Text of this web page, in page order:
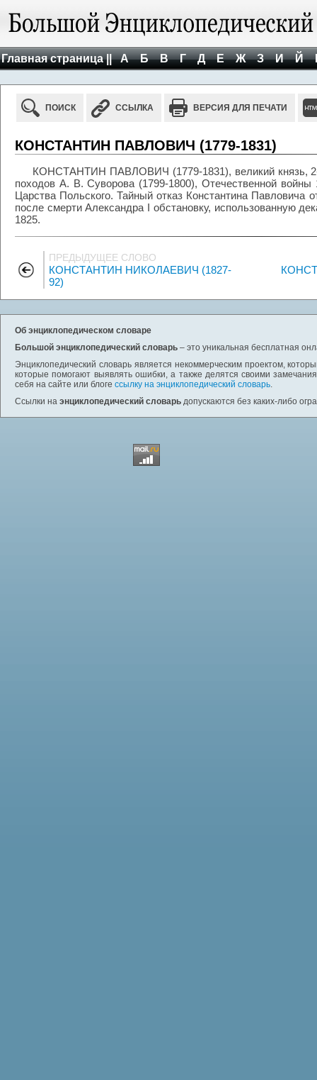
Главная страница || А Б В Г Д Е Ж З И Й
ПОИСК ССЫЛКА ВЕРСИЯ ДЛЯ ПЕЧАТИ
КОНСТАНТИН ПАВЛОВИЧ (1779-1831)
КОНСТАНТИН ПАВЛОВИЧ (1779-1831), великий князь,
походов А. В. Суворова (1799-1800), Отечественной войны
Царства Польского. Тайный отказ Константина Павловича
после смерти Александра I обстановку, использованную
1825.
ПРЕДЫДУЩЕЕ СЛОВО
КОНСТАНТИН НИКОЛАЕВИЧ (1827-
92)
Об энциклопедическом словаре
Большой энциклопедический словарь – это уникальная бесплатная
Энциклопедический словарь является некоммерческим проектом,
которые помогают выявлять ошибки, а также делятся своими
себя на сайте или блоге ссылку на энциклопедический словарь.
Ссылки на энциклопедический словарь допускаются без каких-либо